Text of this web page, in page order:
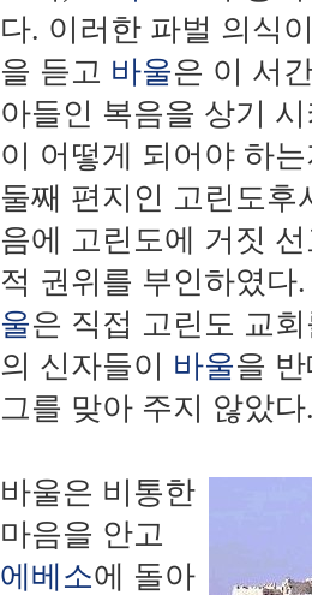
다. 이러한 파벌 의식
을 듣고 바울은 이 서
아들인 복음을 상기
이 어떻게 되어야 하
둘째 편지인 고린도후
음에 고린도에 거짓
적 권위를 부인하였
울은 직접 고린도 교
의 신자들이 바울을
그를 맞아 주지 않았다
바울은 비통한
마음을 안고
에베소에 돌아